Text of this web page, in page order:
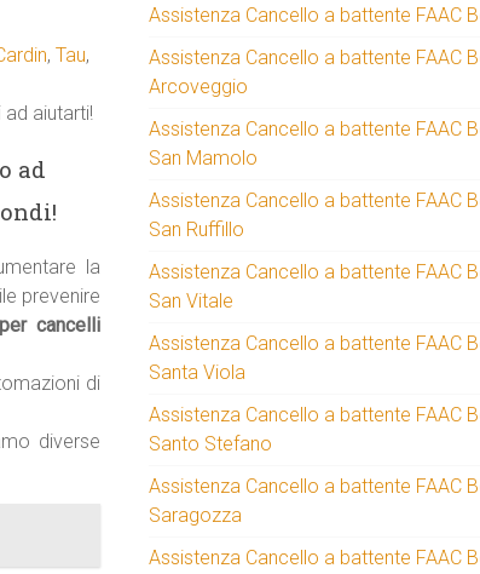
, Tau,
aiutarti!
ad
la
prevenire
cancelli
di
diverse
Assistenza Cancello a battente FAAC
Assistenza Cancello a battente FAAC
Arcoveggio
Assistenza Cancello a battente FAAC
San Mamolo
Assistenza Cancello a battente FAAC
San Ruffillo
Assistenza Cancello a battente FAAC
San Vitale
Assistenza Cancello a battente FAAC
Santa Viola
Assistenza Cancello a battente FAAC
Santo Stefano
Assistenza Cancello a battente FAAC
Saragozza
Assistenza Cancello a battente FAAC